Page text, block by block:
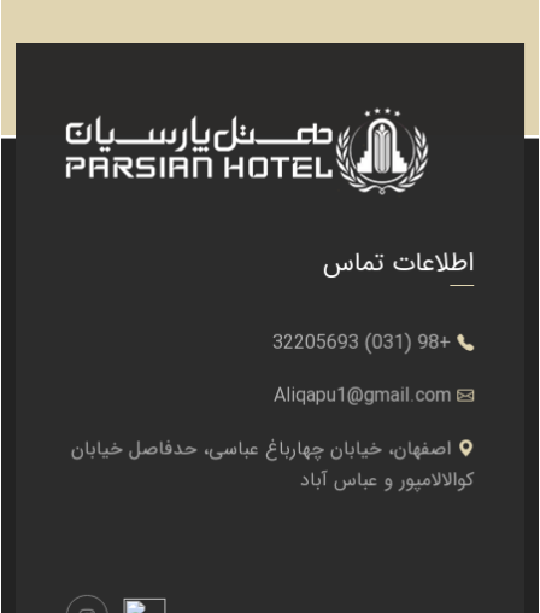
اطلاعات تماس
+98 (031) 32205693
Aliqapu1@gmail.com
اصفهان، خیابان چهارباغ عباسی، حدفاصل خیابان
کوالالامپور و عباس آباد